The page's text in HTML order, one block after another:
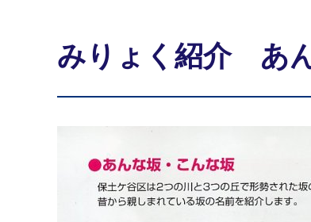
みりょく紹介 あ